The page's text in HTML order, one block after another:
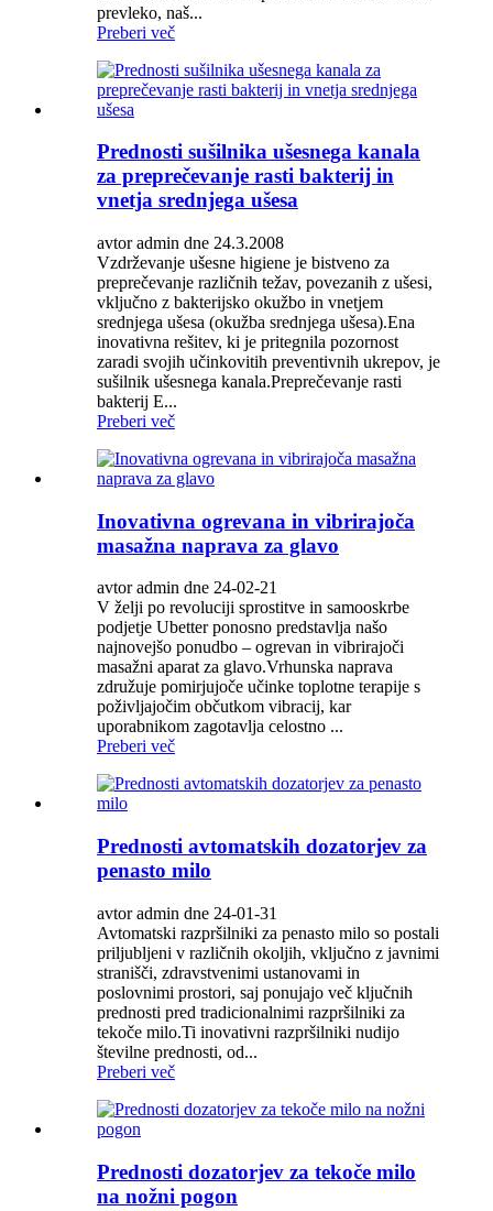
prevleko, naš...
Preberi več
Prednosti sušilnika ušesnega kanala
za preprečevanje rasti bakterij in
vnetja srednjega ušesa
avtor admin dne 24.3.2008
Vzdrževanje ušesne higiene je bistveno za
preprečevanje različnih težav, povezanih z ušesi,
vključno z bakterijsko okužbo in vnetjem
srednjega ušesa (okužba srednjega ušesa).Ena
inovativna rešitev, ki je pritegnila pozornost
zaradi svojih učinkovitih preventivnih ukrepov, je
sušilnik ušesnega kanala.Preprečevanje rasti
bakterij E...
Preberi več
Inovativna ogrevana in vibrirajoča
masažna naprava za glavo
avtor admin dne 24-02-21
V želji po revoluciji sprostitve in samooskrbe
podjetje Ubetter ponosno predstavlja našo
najnovejšo ponudbo – ogrevan in vibrirajoči
masažni aparat za glavo.Vrhunska naprava
združuje pomirjujoče učinke toplotne terapije s
poživljajočim občutkom vibracij, kar
uporabnikom zagotavlja celostno ...
Preberi več
Prednosti avtomatskih dozatorjev za
penasto milo
avtor admin dne 24-01-31
Avtomatski razpršilniki za penasto milo so postali
priljubljeni v različnih okoljih, vključno z javnimi
stranišči, zdravstvenimi ustanovami in
poslovnimi prostori, saj ponujajo več ključnih
prednosti pred tradicionalnimi razpršilniki za
tekoče milo.Ti inovativni razpršilniki nudijo
številne prednosti, od...
Preberi več
Prednosti dozatorjev za tekoče milo
na nožni pogon